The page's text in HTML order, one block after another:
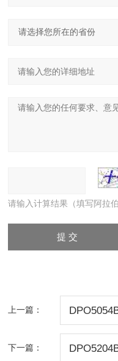
请输入计算结果（填写阿拉
上一篇：
下一篇：